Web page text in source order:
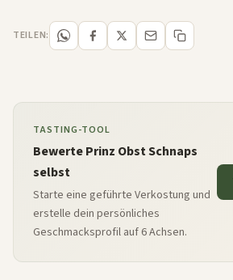
TEILEN:
TASTING-TOOL
Bewerte Prinz Obst Schnaps
selbst
Starte eine geführte Verkostung und
erstelle dein persönliches
Geschmacksprofil auf 6 Achsen.